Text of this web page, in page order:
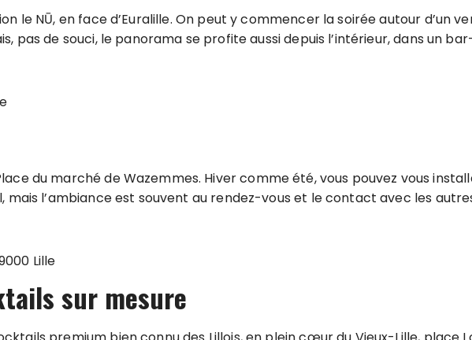
le NŪ, en face d’Euralille. On peut y commencer la soirée autour d’un
pas de souci, le panorama se profite aussi depuis l’intérieur, dans un
du marché de Wazemmes. Hiver comme été, vous pouvez vous
mais l’ambiance est souvent au rendez-vous et le contact avec les
Lille
sur mesure